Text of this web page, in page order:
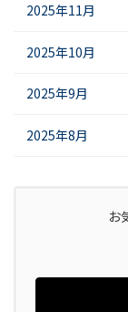
2025年11月
2025年10月
2025年9月
2025年8月
お